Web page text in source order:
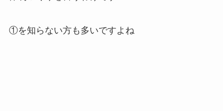
①を知らない方も多いですよね